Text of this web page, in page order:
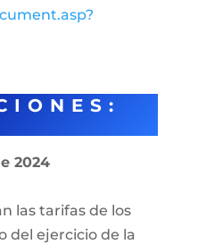
2024
las tarifas de los
del ejercicio de la